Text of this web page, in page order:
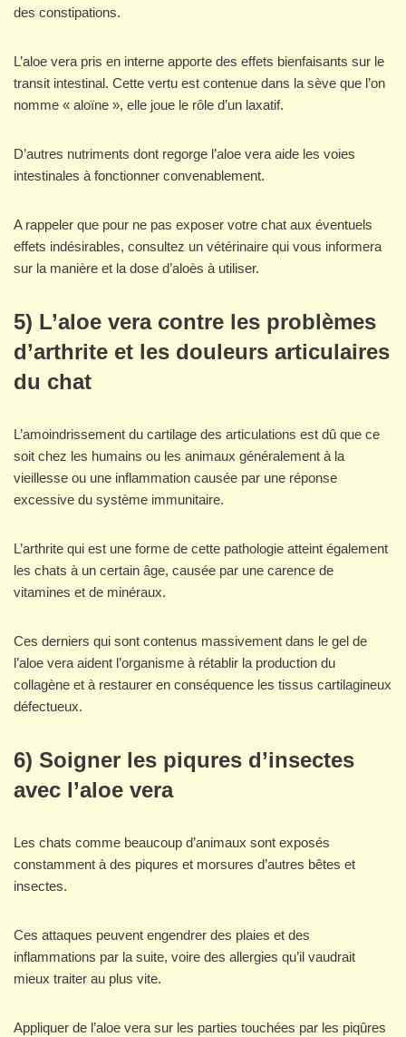
des constipations.
L’aloe vera pris en interne apporte des effets bienfaisants sur le
transit intestinal. Cette vertu est contenue dans la sève que l’on
nomme « aloïne », elle joue le rôle d’un laxatif.
D’autres nutriments dont regorge l’aloe vera aide les voies
intestinales à fonctionner convenablement.
A rappeler que pour ne pas exposer votre chat aux éventuels
effets indésirables, consultez un vétérinaire qui vous informera
sur la manière et la dose d’aloès à utiliser.
5) L’aloe vera contre les problèmes
d’arthrite et les douleurs articulaires
du chat
L’amoindrissement du cartilage des articulations est dû que ce
soit chez les humains ou les animaux généralement à la
vieillesse ou une inflammation causée par une réponse
excessive du système immunitaire.
L’arthrite qui est une forme de cette pathologie atteint également
les chats à un certain âge, causée par une carence de
vitamines et de minéraux.
Ces derniers qui sont contenus massivement dans le gel de
l’aloe vera aident l’organisme à rétablir la production du
collagène et à restaurer en conséquence les tissus cartilagineux
défectueux.
6) Soigner les piqures d’insectes
avec l’aloe vera
Les chats comme beaucoup d’animaux sont exposés
constamment à des piqures et morsures d’autres bêtes et
insectes.
Ces attaques peuvent engendrer des plaies et des
inflammations par la suite, voire des allergies qu’il vaudrait
mieux traiter au plus vite.
Appliquer de l’aloe vera sur les parties touchées par les piqûres